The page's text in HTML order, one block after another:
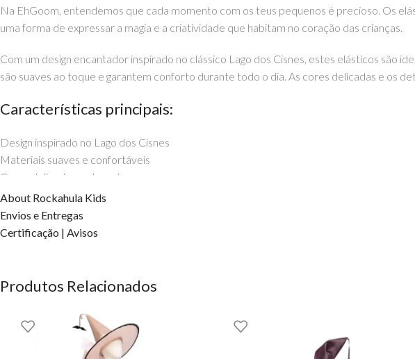
Na EhGoom, entendemos que cada momento com os teus pequenos é precioso. Os
uma forma de expressar a magia e a criatividade que habitam no coração das crianças.
Com um design encantador inspirado no clássico Lago dos Cisnes, estes elásticos são
são suaves ao toque e garantem conforto durante todo o dia. As cores delicadas e os
Características principais:
Design inspirado no Lago dos Cisnes
Materiais suaves e confortáveis
Cores delicadas e elegantes
Ideal para penteados criativos
Transforma cada dia numa aventura mágica com os elásticos da Rockahula Kids. Podes
Rockahula Kids
About Rockahula Kids
Envios e Entregas
Certificação | Avisos
Produtos Relacionados